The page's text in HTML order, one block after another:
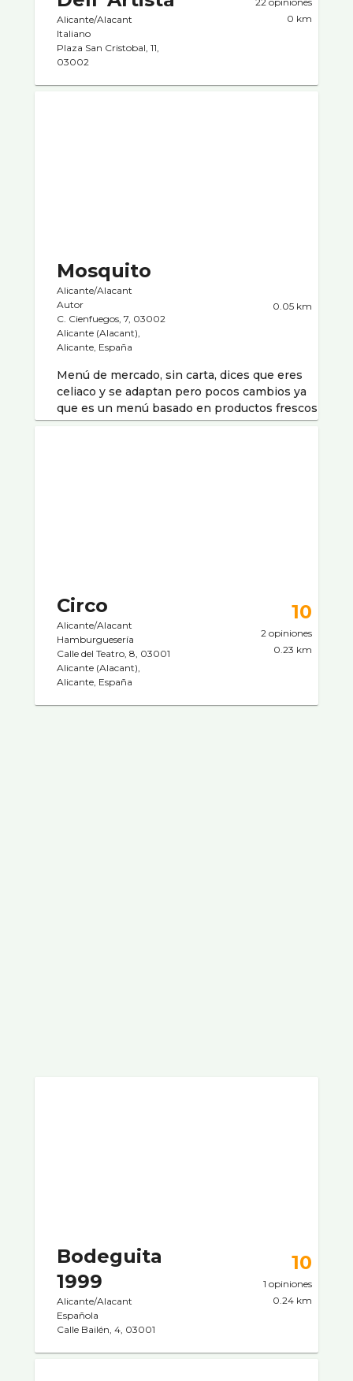
Alicante/Alacant
Italiano
Plaza San Cristobal, 11,
03002
0 km
Mosquito
Alicante/Alacant
Autor
C. Cienfuegos, 7, 03002
Alicante (Alacant),
Alicante, España
0.05 km
Menú de mercado, sin carta, dices que eres
celiaco y se adaptan pero pocos cambios ya
que es un menú basado en productos frescos
Circo
Alicante/Alacant
Hamburgueserí­a
Calle del Teatro, 8, 03001
Alicante (Alacant),
Alicante, España
10
2 opiniones
0.23 km
Bodeguita
1999
Alicante/Alacant
Española
Calle Bailén, 4, 03001
10
1 opiniones
0.24 km